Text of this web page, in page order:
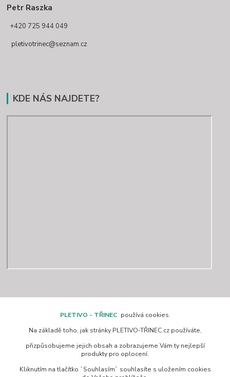
Petr Raszka
+420 725 944 049
pletivotrinec@seznam.cz
KDE NÁS NAJDETE?
www.pletivo-trinec.cz
Raszka Petr
PLETIVO - TŘINEC používá cookies.
Na základě toho, jak stránky PLETIVO-TŘINEC.cz používáte,
přizpůsobujeme jejich obsah a zobrazujeme Vám ty nejlepší
produkty pro oplocení.
Kliknutím na tlačítko `Souhlasím` souhlasíte s uložením cookies